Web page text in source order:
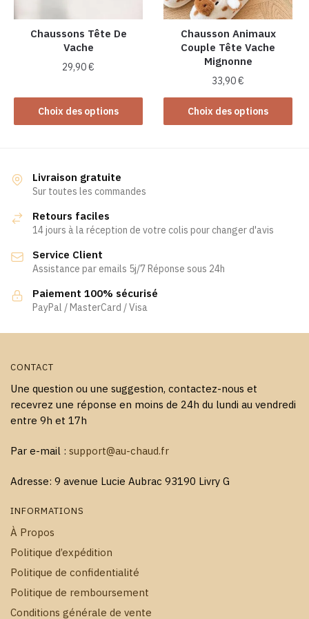
la
page
du
produit
sur
la
page
du
produit
Chaussons Tête De
Vache
29,90€
Choix des options
produit
a
Les
options
peuvent
être
sur
la
page
du
Chausson Animaux
Couple Tête Vache
Mignonne
33,90€
Choix des options
Ce
produit
peuvent
être
Livraison gratuite
Sur toutes les commandes
Retours faciles
14 jours à la réception de votre colis pour changer d'avis
Service Client
Assistance par emails 5j/7 Réponse sous 24h
Paiement 100% sécurisé
PayPal / MasterCard / Visa
CONTACT
Une question ou une suggestion, contactez-nous et
recevrez une réponse en moins de 24h du lundi au vendredi
entre 9h et 17h
Par e-mail : support@au-chaud.fr
Adresse: 9 avenue Lucie Aubrac 93190 Livry G
INFORMATIONS
À Propos
Politique d’expédition
Politique de confidentialité
Politique de remboursement
Conditions générale de vente